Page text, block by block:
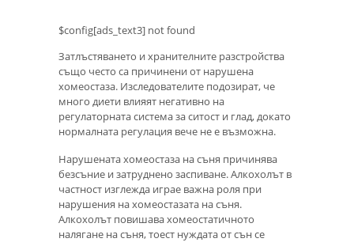
$config[ads_text3] not found
Затлъстяването и хранителните разстройства
също често са причинени от нарушена
хомеостаза. Изследователите подозират, че
много диети влияят негативно на
регулаторната система за ситост и глад, докато
нормалната регулация вече не е възможна.
Нарушената хомеостаза на съня причинява
безсъние и затруднено заспиване. Алкохолът в
частност изглежда играе важна роля при
нарушения на хомеостазата на съня.
Алкохолът повишава хомеостатичното
налягане на съня, тоест нуждата от сън се